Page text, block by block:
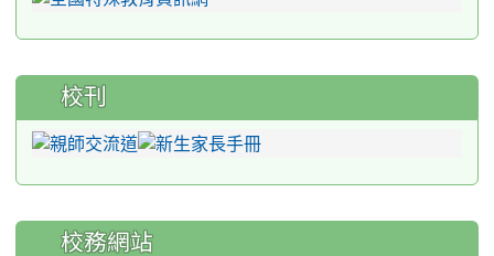
校刊
校務網站